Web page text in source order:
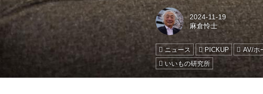
2024-11-19
麻倉怜士
ニュース PICKUP AV/ホ
いいもの研究所